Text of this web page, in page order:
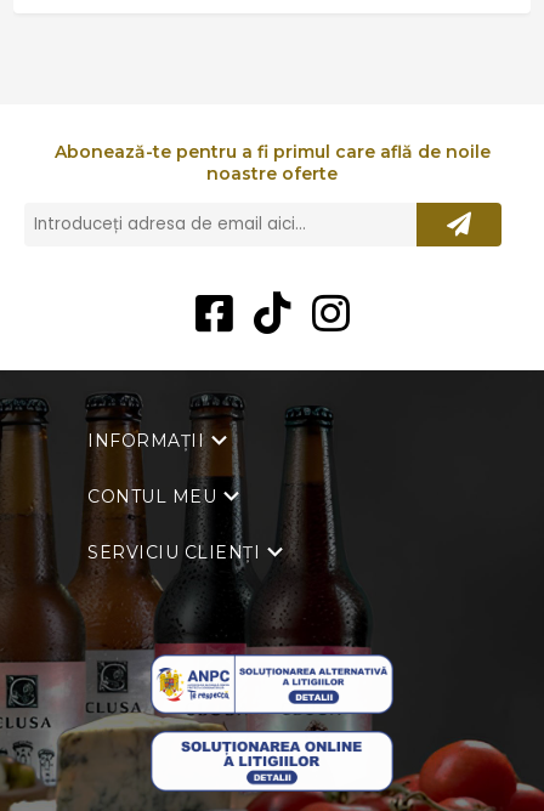
Abonează-te pentru a fi primul care află de noile
noastre oferte
INFORMAȚII
CONTUL MEU
SERVICIU CLIENȚI